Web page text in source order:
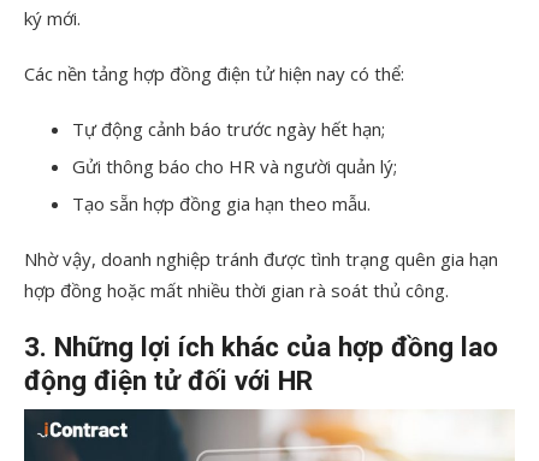
ký mới.
Các nền tảng hợp đồng điện tử hiện nay có thể:
Tự động cảnh báo trước ngày hết hạn;
Gửi thông báo cho HR và người quản lý;
Tạo sẵn hợp đồng gia hạn theo mẫu.
Nhờ vậy, doanh nghiệp tránh được tình trạng quên gia hạn
hợp đồng hoặc mất nhiều thời gian rà soát thủ công.
3. Những lợi ích khác của hợp đồng lao
động điện tử đối với HR